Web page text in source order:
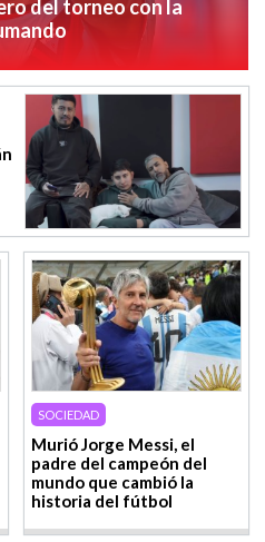
del torneo con la
SOCIEDAD
Murió Jorge Messi, el
padre del campeón del
mundo que cambió la
historia del fútbol